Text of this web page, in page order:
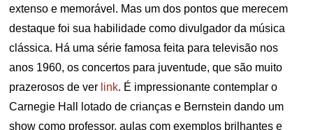
extenso e memorável. Mas um dos pontos que merecem
destaque foi sua habilidade como divulgador da música
clássica. Há uma série famosa feita para televisão nos
anos 1960, os concertos para juventude, que são muito
prazerosos de ver link. É impressionante contemplar o
Carnegie Hall lotado de crianças e Bernstein dando um
show como professor, aulas com exemplos brilhantes e